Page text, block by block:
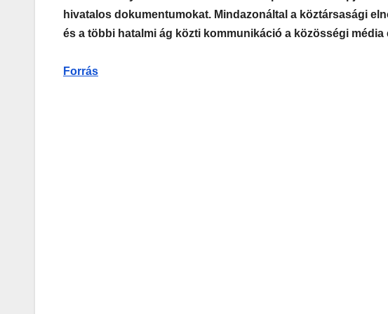
hivatalos dokumentumokat. Mindazonáltal a köztársasági
és a többi hatalmi ág közti kommunikáció a közösségi
Forrás